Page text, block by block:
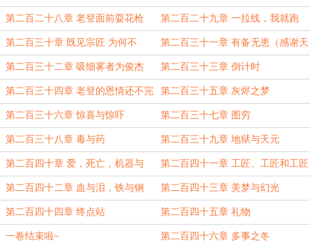
第二百二十八章 老登面前耍花枪 第二百二十九章 一拉线，我就跑
第二百三十章 既见宗匠 为何不
拜？
第二百三十一章 有备无患（感谢天
命之上SSR的盟主
第二百三十二章 吸细雾者为俊杰 第二百三十三章 倒计时
第二百三十四章 老登的恩情还不完 第二百三十五章 灰烬之梦
第二百三十六章 惊喜与惊吓 第二百三十七章 图穷
第二百三十八章 毒与药 第二百三十九章 地狱与天元
第二百四十章 爱，死亡，机器与
人。
第二百四十一章 工匠、工匠和工匠
第二百四十二章 血与泪，铁与钢 第二百四十三章 美梦与幻光
第二百四十四章 终点站 第二百四十五章 礼物
一卷结束啦~ 第二百四十六章 多事之冬